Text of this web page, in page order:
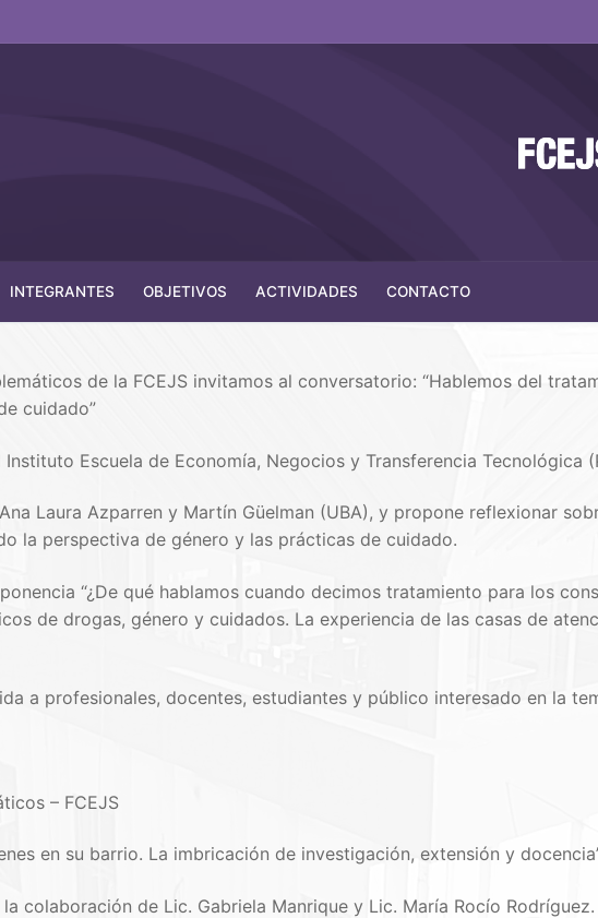
INTEGRANTES OBJETIVOS ACTIVIDADES CONTACTO
de la FCEJS invitamos al conversatorio: “Hablemos del
cuidado”
Escuela de Economía, Negocios y Transferencia Tecnológica
Laura Azparren y Martín Güelman (UBA), y propone reflexionar
la perspectiva de género y las prácticas de cuidado.
“¿De qué hablamos cuando decimos tratamiento para los
de drogas, género y cuidados. La experiencia de las casas de
a profesionales, docentes, estudiantes y público interesado en la
– FCEJS
en su barrio. La imbricación de investigación, extensión y
colaboración de Lic. Gabriela Manrique y Lic. María Rocío Rodríguez.